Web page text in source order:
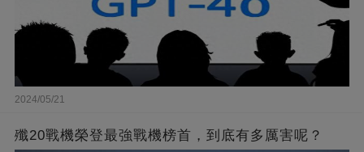
2024/05/21
殲20戰機榮登最強戰機榜首，到底有多厲害呢？